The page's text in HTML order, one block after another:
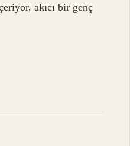
akıcı bir genç